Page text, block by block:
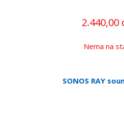
2.440,00
Nema na
SONOS RAY